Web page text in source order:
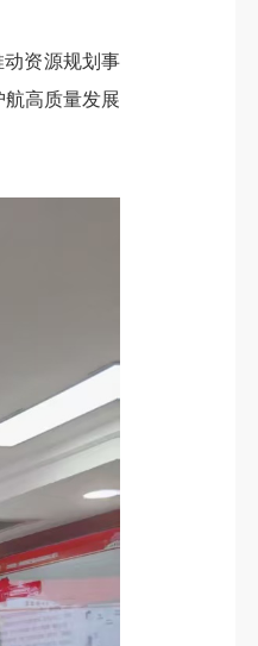
资源规划事
高质量发展